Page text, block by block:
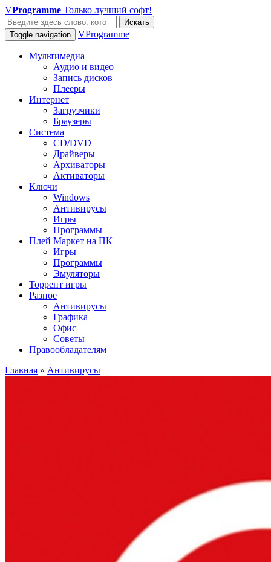
VProgramme Только лучший софт!
Искать
Toggle navigation
VProgramme
Мультимедиа
Аудио и видео
Запись дисков
Плееры
Интернет
Загрузчики
Браузеры
Система
CD/DVD
Драйверы
Архиваторы
Активаторы
Ключи
Windows
Антивирусы
Игры
Программы
Плей Маркет на ПК
Игры
Программы
Эмуляторы
Торрент игры
Разное
Антивирусы
Графика
Офис
Советы
Правообладателям
Главная » Антивирусы